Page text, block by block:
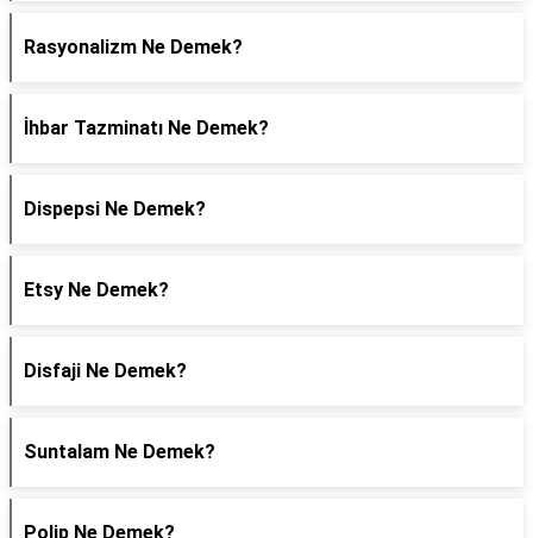
Rasyonalizm Ne Demek?
İhbar Tazminatı Ne Demek?
Dispepsi Ne Demek?
Etsy Ne Demek?
Disfaji Ne Demek?
Suntalam Ne Demek?
Polip Ne Demek?